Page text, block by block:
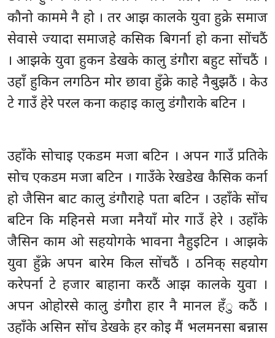
कौनो काममे नै हो । तर आझ कालके युवा हुक्रे समाज
सेवासे ज्यादा समाजहे कसिक बिगर्ना हो कना साेंचठैं
। आझके युवा हुकन डेखके कालु डंगौरा बहुट सोंचठैं ।
उहाँ हुकिन लगठिन मोर छावा हुँक्रे काहे नैबुझठैं । केउ
टे गाउँ हेरे परल कना कहाइ कालु डंगौराके बटिन ।
उहाँके सोचाइ एकडम मजा बटिन । अपन गाउँ प्रतिके
सोच एकडम मजा बटिन । गाउँके रेखडेख कैसिक कर्ना
हो जैसिन बाट कालु डंगौराहे पता बटिन । उहाँके सोंच
बटिन कि महिनसे मजा मनैयाँ मोर गाउँ हेरे । उहाँके
जैसिन काम ओ सहयोगके भावना नैहुइटिन । आझके
युवा हुँक्रे अपन बारेम किल साेंचठैं । ठनिक् सहयोग
करेपर्ना टे हजार बाहाना करठैं आझ कालके युवा ।
अपन ओहोरसे कालु डंगौरा हार नै मानल हँु कठैं ।
उहाँके असिन सोंच डेखके हर कोइ मैं भलमनसा बन्नास